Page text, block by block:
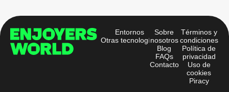
Entornos
Otras tecnologías
Sobre
nosotros
Blog
FAQs
Contacto
Términos y
condiciones
Política de
privacidad
Uso de
cookies
Piracy